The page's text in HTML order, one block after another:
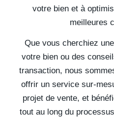
votre bien et à
meilleures
Que vous cherchiez
votre bien ou des
transaction, nous
offrir un service sur-
projet de vente, et
tout au long du